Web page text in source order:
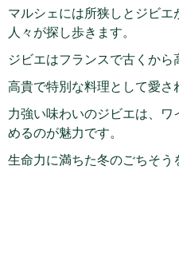
マルシェには所狭しとジビ
人々が探し歩きます。
ジビエはフランスで古くから
高貴で特別な料理として愛さ
力強い味わいのジビエは、
めるのが魅力です。
生命力に満ちた冬のごちそう